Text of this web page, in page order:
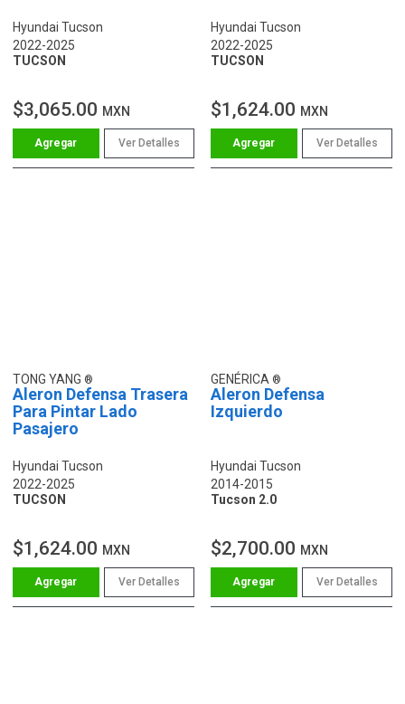
Hyundai Tucson
2022-2025
TUCSON
$3,065.00 MXN
Ver Detalles
Hyundai Tucson
2022-2025
TUCSON
$1,624.00 MXN
Ver Detalles
TONG YANG
Aleron Defensa Trasera
Para Pintar Lado
Pasajero
Hyundai Tucson
2022-2025
TUCSON
$1,624.00 MXN
Ver Detalles
GENÉRICA
Aleron Defensa
Izquierdo
Hyundai Tucson
2014-2015
Tucson 2.0
$2,700.00 MXN
Ver Detalles